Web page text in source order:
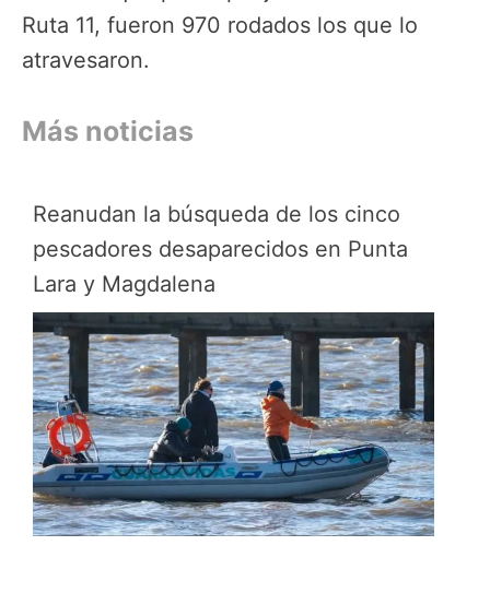
Ruta 11, fueron 970 rodados los que lo
atravesaron.
Más noticias
Reanudan la búsqueda de los cinco
pescadores desaparecidos en Punta
Lara y Magdalena